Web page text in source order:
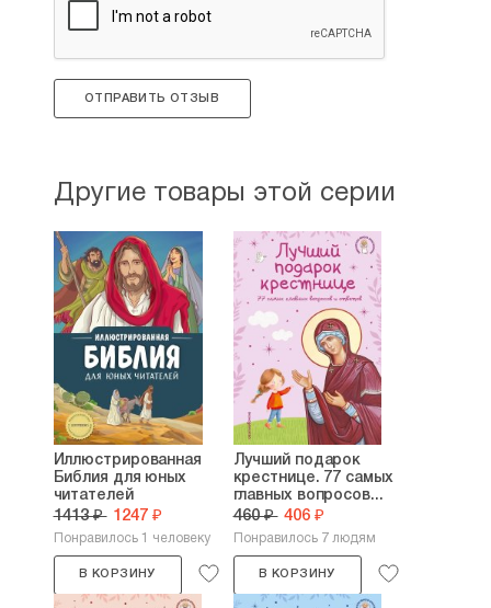
ОТПРАВИТЬ ОТЗЫВ
Другие товары этой серии
Иллюстрированная
Библия для юных
читателей
1413 ₽ 1247 ₽
Понравилось 1 человеку
В КОРЗИНУ
Лучший подарок
крестнице. 77 самых
главных вопросов...
460 ₽ 406 ₽
Понравилось 7 людям
В КОРЗИНУ